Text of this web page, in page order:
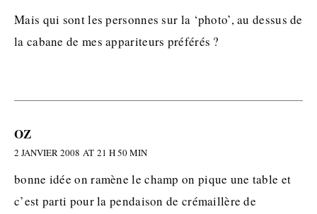
Mais qui sont les personnes sur la ‘photo’, au dessus de
la cabane de mes appariteurs préférés ?
OZ
2 JANVIER 2008 AT 21 H 50 MIN
bonne idée on ramène le champ on pique une table et
c’est parti pour la pendaison de crémaillère de